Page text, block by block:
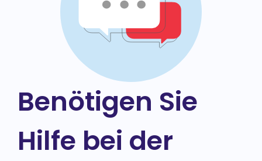
Benötigen Sie
Hilfe bei der